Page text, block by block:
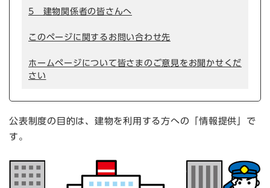
5 建物関係者の皆さんへ
このページに関するお問い合わせ先
ホームページについて皆さまのご意見をお聞かせくだ
さい
公表制度の目的は、建物を利用する方への「情報提供」で
す。